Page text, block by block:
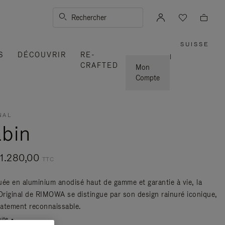
Rechercher
DÉCOUVRIR
RE-
CRAFTED
Mon
Compte
SUISSE
|
TTC
en aluminium anodisé haut de gamme et garantie à vie, la
de RIMOWA se distingue par son design rainuré iconique,
reconnaissable.